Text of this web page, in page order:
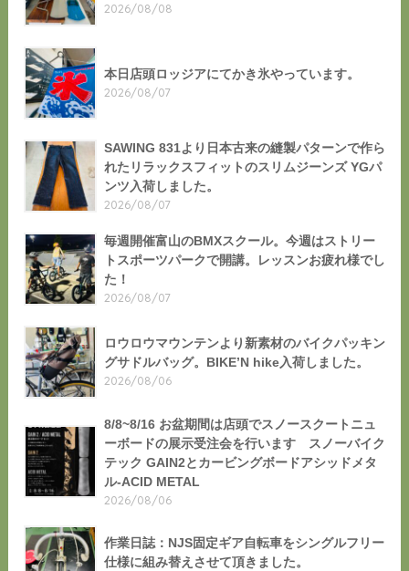
2026/08/08
本日店頭ロッジアにてかき氷やっています。
2026/08/07
SAWING 831より日本古来の縫製パターンで作ら
れたリラックスフィットのスリムジーンズ YGパ
ンツ入荷しました。
2026/08/07
毎週開催富山のBMXスクール。今週はストリー
トスポーツパークで開講。レッスンお疲れ様でし
た！
2026/08/07
ロウロウマウンテンより新素材のバイクパッキン
グサドルバッグ。BIKE’N hike入荷しました。
2026/08/06
8/8~8/16 お盆期間は店頭でスノースクートニュ
ーボードの展示受注会を行います スノーバイク
テック GAIN2とカービングボードアシッドメタ
ル-ACID METAL
2026/08/06
作業日誌：NJS固定ギア自転車をシングルフリー
仕様に組み替えさせて頂きました。